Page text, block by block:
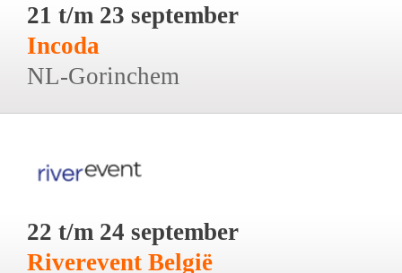
21 t/m 23 september
Incoda
NL-Gorinchem
22 t/m 24 september
Riverevent België